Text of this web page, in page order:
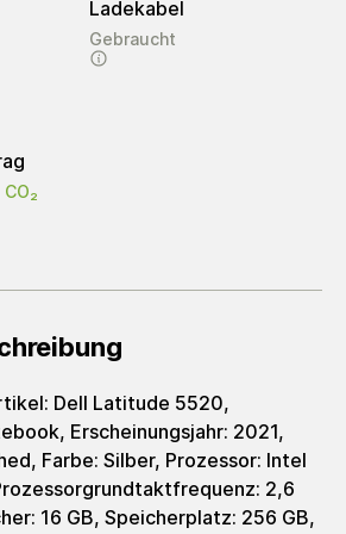
Ladekabel
Gebraucht
Dell Latitude 5520,
Erscheinungsjahr: 2021,
Farbe: Silber, Prozessor: Intel
2,6
16 GB, Speicherplatz: 256 GB,